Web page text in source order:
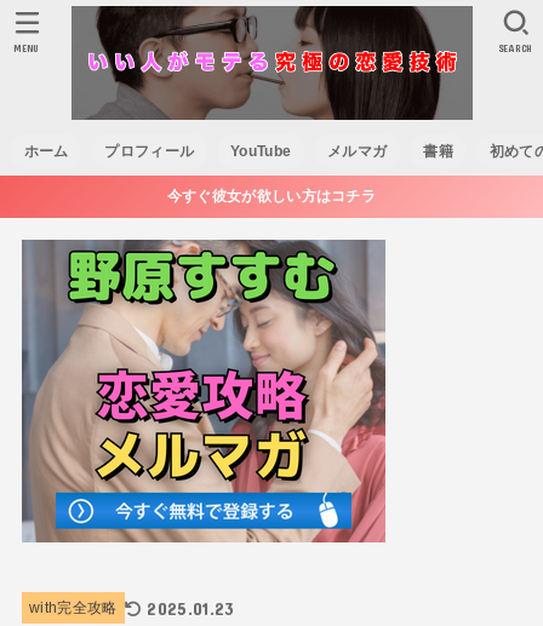
ホーム プロフィール YouTube メルマガ 書籍 初めて
SEARCH
MENU
今すぐ彼女が欲しい方はコチラ
with完全攻略 2025.01.23